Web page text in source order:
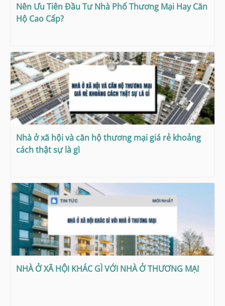
Nên Ưu Tiên Đầu Tư Nhà Phố Thương Mại Hay Căn
Hộ Cao Cấp?
Nhà ở xã hội và căn hộ thương mại giá rẻ khoảng
cách thật sự là gì
NHÀ Ở XÃ HỘI KHÁC GÌ VỚI NHÀ Ở THƯƠNG MẠI